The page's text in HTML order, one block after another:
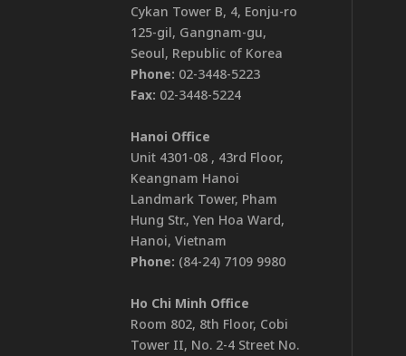
Cykan Tower B, 4, Eonju-ro
125-gil, Gangnam-gu,
Seoul, Republic of Korea
Phone: 02-3448-5223
Fax: 02-3448-5224
Hanoi Office
Unit 4301-08 , 43rd Floor,
Keangnam Hanoi
Landmark Tower, Pham
Hung Str., Yen Hoa Ward,
Hanoi, Vietnam
Phone: (84-24) 7109 9980
Ho Chi Minh Office
Room 802, 8th Floor, Cobi
Tower II, No. 2-4 Street No.